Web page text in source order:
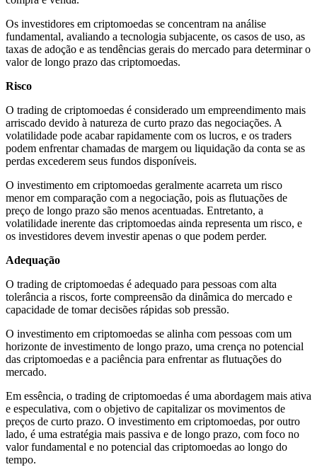
Os investidores em criptomoedas se concentram na análise
fundamental, avaliando a tecnologia subjacente, os casos de uso, as
taxas de adoção e as tendências gerais do mercado para determinar o
valor de longo prazo das criptomoedas.
Risco
O trading de criptomoedas é considerado um empreendimento mais
arriscado devido à natureza de curto prazo das negociações. A
volatilidade pode acabar rapidamente com os lucros, e os traders
podem enfrentar chamadas de margem ou liquidação da conta se as
perdas excederem seus fundos disponíveis.
O investimento em criptomoedas geralmente acarreta um risco
menor em comparação com a negociação, pois as flutuações de
preço de longo prazo são menos acentuadas. Entretanto, a
volatilidade inerente das criptomoedas ainda representa um risco, e
os investidores devem investir apenas o que podem perder.
Adequação
O trading de criptomoedas é adequado para pessoas com alta
tolerância a riscos, forte compreensão da dinâmica do mercado e
capacidade de tomar decisões rápidas sob pressão.
O investimento em criptomoedas se alinha com pessoas com um
horizonte de investimento de longo prazo, uma crença no potencial
das criptomoedas e a paciência para enfrentar as flutuações do
mercado.
Em essência, o trading de criptomoedas é uma abordagem mais ativa
e especulativa, com o objetivo de capitalizar os movimentos de
preços de curto prazo. O investimento em criptomoedas, por outro
lado, é uma estratégia mais passiva e de longo prazo, com foco no
valor fundamental e no potencial das criptomoedas ao longo do
tempo.